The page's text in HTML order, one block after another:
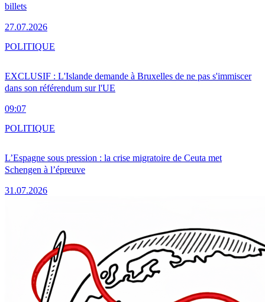
billets
27.07.2026
EXCLUSIF : L'Islande demande à Bruxelles de ne pas s'immiscer
dans son référendum sur l'UE
09:07
POLITIQUE
L’Espagne sous pression : la crise migratoire de Ceuta met
Schengen à l’épreuve
31.07.2026
POLITIQUE